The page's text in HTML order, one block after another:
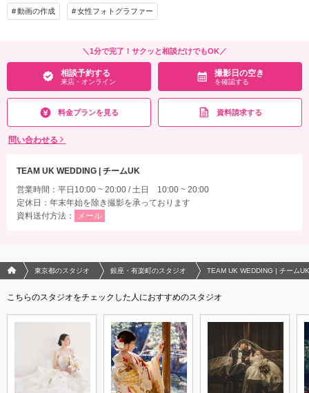
家族と撮影 家族用衣装レンタル
※スマホPC用データ・印刷用データの２種類を生成してダウンロード形式にご納品
差し上げます。
相談予約する
来店・オンライン
撮影日の空き
を確認する
動画の作成 女性フォトグラファー
＼1分で完了！サクッと相談だけでもOK／
相談予約する
来店・オンライン
撮影日の空き
を確認する
料金プランを見る 資料請求する
問い合わせる
TEAM UK WEDDING | チームUK
営業時間：平日10:00 ~ 20:00 / 土日 10:00 ~ 20:00
定休日：年末年始を除き撮影を承っております
資料送付方法：
メール
フォトウエディング/結婚写真のPhotorait ホーム
東京都のスタジオ 銀座・有楽町のスタジオ TEAM UK WEDDING | チームUK
こちらのスタジオをチェックした人におすすめのスタジオ